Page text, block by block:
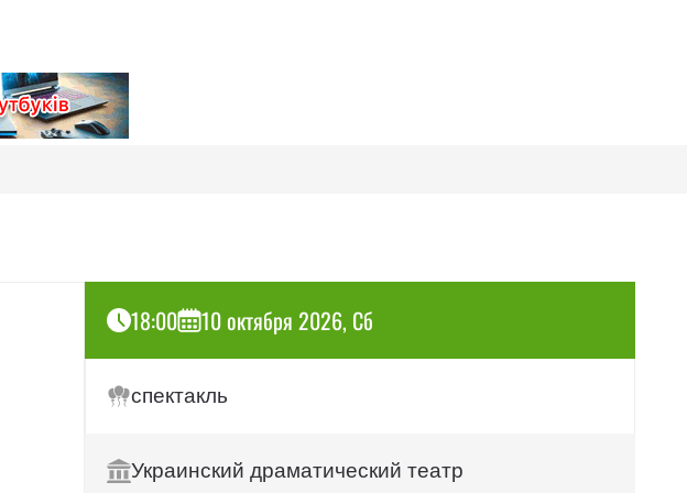
18:00 10 октября 2026, Сб
спектакль
Украинский драматический театр